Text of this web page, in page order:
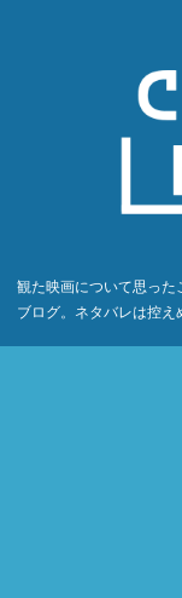
観た映画について思った
ブログ。ネタバレは控え